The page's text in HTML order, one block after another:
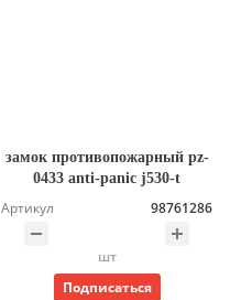
замок противопожарный pz-
0433 anti-panic j530-t
Артикул 98761286
шт
Подписаться